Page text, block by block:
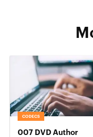
CODECS
007 DVD Author